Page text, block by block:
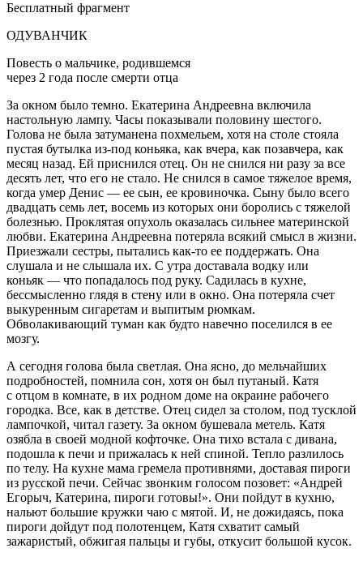
Бесплатный фрагмент
ОДУВАНЧИК
Повесть о мальчике, родившемся
через 2 года после смерти отца
За окном было темно. Екатерина Андреевна включила
настольную лампу. Часы показывали половину шестого.
Голова не была затуманена похмельем, хотя на столе стояла
пустая бутылка из-под коньяка, как вчера, как позавчера, как
месяц назад. Ей приснился отец. Он не снился ни разу за все
десять лет, что его не стало. Не снился в самое тяжелое время,
когда умер Денис — ее сын, ее кровиночка. Сыну было всего
двадцать семь лет, восемь из которых они боролись с тяжелой
болезнью. Проклятая опухоль оказалась сильнее материнской
любви. Екатерина Андреевна потеряла всякий смысл в жизни.
Приезжали сестры, пытались как-то ее поддержать. Она
слушала и не слышала их. С утра доставала водку или
коньяк — что попадалось под руку. Садилась в кухне,
бессмысленно глядя в стену или в окно. Она потеряла счет
выкуренным сигаретам и выпитым рюмкам.
Обволакивающий туман как будто навечно поселился в ее
мозгу.
А сегодня голова была светлая. Она ясно, до мельчайших
подробностей, помнила сон, хотя он был путаный. Катя
с отцом в комнате, в их родном доме на окраине рабочего
городка. Все, как в детстве. Отец сидел за столом, под тусклой
лампочкой, читал газету. За окном бушевала метель. Катя
озябла в своей модной кофточке. Она тихо встала с дивана,
подошла к печи и прижалась к ней спиной. Тепло разлилось
по телу. На кухне мама гремела противнями, доставая пироги
из русской печи. Сейчас звонким голосом позовет: «Андрей
Егорыч, Катерина, пироги готовы!». Они пойдут в кухню,
нальют большие кружки чаю с мятой. И, не дожидаясь, пока
пироги дойдут под полотенцем, Катя схватит самый
зажаристый, обжигая пальцы и губы, откусит большой кусок.